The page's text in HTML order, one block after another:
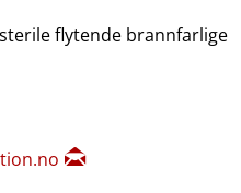
flytende brannfarlige